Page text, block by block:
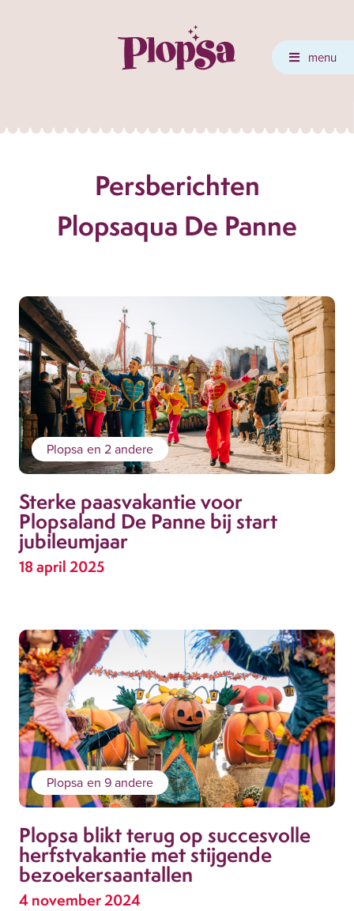
menu
Persberichten
Plopsaqua De Panne
Plopsa en 2 andere
Sterke paasvakantie voor
Plopsaland De Panne bij start
jubileumjaar
18 april 2025
Plopsa en 9 andere
Plopsa blikt terug op succesvolle
herfstvakantie met stijgende
bezoekersaantallen
4 november 2024